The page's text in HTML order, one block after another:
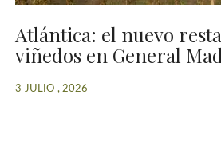
Atlántica: el nuevo
viñedos en General
3 JULIO , 2026